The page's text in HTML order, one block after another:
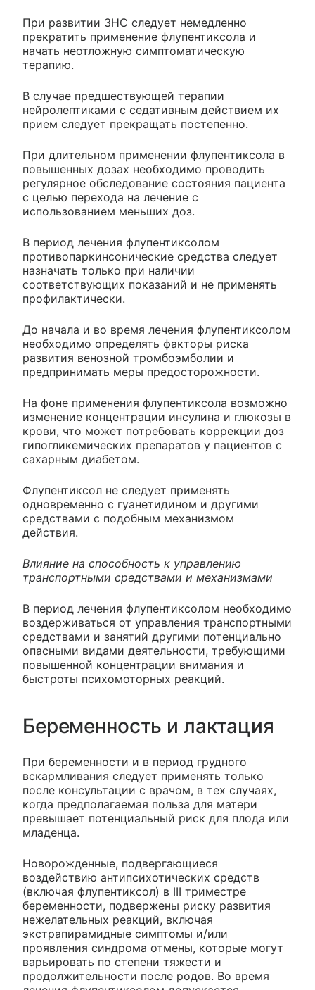
При развитии ЗНС следует немедленно
прекратить применение флупентиксола и
начать неотложную симптоматическую
терапию.
В случае предшествующей терапии
нейролептиками с седативным действием их
прием следует прекращать постепенно.
При длительном применении флупентиксола в
повышенных дозах необходимо проводить
регулярное обследование состояния пациента
с целью перехода на лечение с
использованием меньших доз.
В период лечения флупентиксолом
противопаркинсонические средства следует
назначать только при наличии
соответствующих показаний и не применять
профилактически.
До начала и во время лечения флупентиксолом
необходимо определять факторы риска
развития венозной тромбоэмболии и
предпринимать меры предосторожности.
На фоне применения флупентиксола возможно
изменение концентрации инсулина и глюкозы в
крови, что может потребовать коррекции доз
гипогликемических препаратов у пациентов с
сахарным диабетом.
Флупентиксол не следует применять
одновременно с гуанетидином и другими
средствами с подобным механизмом
действия.
Влияние на способность к управлению
транспортными средствами и механизмами
В период лечения флупентиксолом необходимо
воздерживаться от управления транспортными
средствами и занятий другими потенциально
опасными видами деятельности, требующими
повышенной концентрации внимания и
быстроты психомоторных реакций.
Беременность и лактация
При беременности и в период грудного
вскармливания следует применять только
после консультации с врачом, в тех случаях,
когда предполагаемая польза для матери
превышает потенциальный риск для плода или
младенца.
Новорожденные, подвергающиеся
воздействию антипсихотических средств
(включая флупентиксол) в III триместре
беременности, подвержены риску развития
нежелательных реакций, включая
экстрапирамидные симптомы и/или
проявления синдрома отмены, которые могут
варьировать по степени тяжести и
продолжительности после родов. Во время